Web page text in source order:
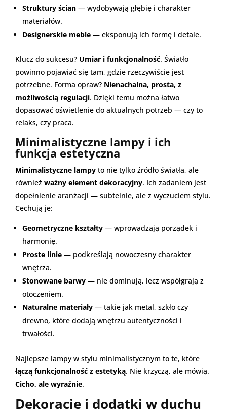
Struktury ścian — wydobywają głębię i charakter
materiałów.
Designerskie meble — eksponują ich formę i detale.
Klucz do sukcesu? Umiar i funkcjonalność. Światło
powinno pojawiać się tam, gdzie rzeczywiście jest
potrzebne. Forma opraw? Nienachalna, prosta, z
możliwością regulacji. Dzięki temu można łatwo
dopasować oświetlenie do aktualnych potrzeb — czy to
relaks, czy praca.
Minimalistyczne lampy i ich
funkcja estetyczna
Minimalistyczne lampy to nie tylko źródło światła, ale
również ważny element dekoracyjny. Ich zadaniem jest
dopełnienie aranżacji — subtelnie, ale z wyczuciem stylu.
Cechują je:
Geometryczne kształty — wprowadzają porządek i
harmonię.
Proste linie — podkreślają nowoczesny charakter
wnętrza.
Stonowane barwy — nie dominują, lecz współgrają z
otoczeniem.
Naturalne materiały — takie jak metal, szkło czy
drewno, które dodają wnętrzu autentyczności i
trwałości.
Najlepsze lampy w stylu minimalistycznym to te, które
łączą funkcjonalność z estetyką. Nie krzyczą, ale mówią.
Cicho, ale wyraźnie.
Dekoracje i dodatki w duchu